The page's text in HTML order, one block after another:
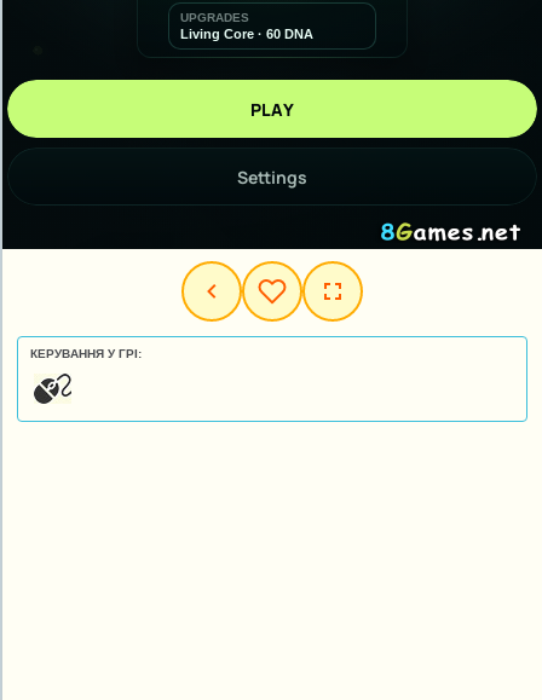
КЕРУВАННЯ У ГРІ: